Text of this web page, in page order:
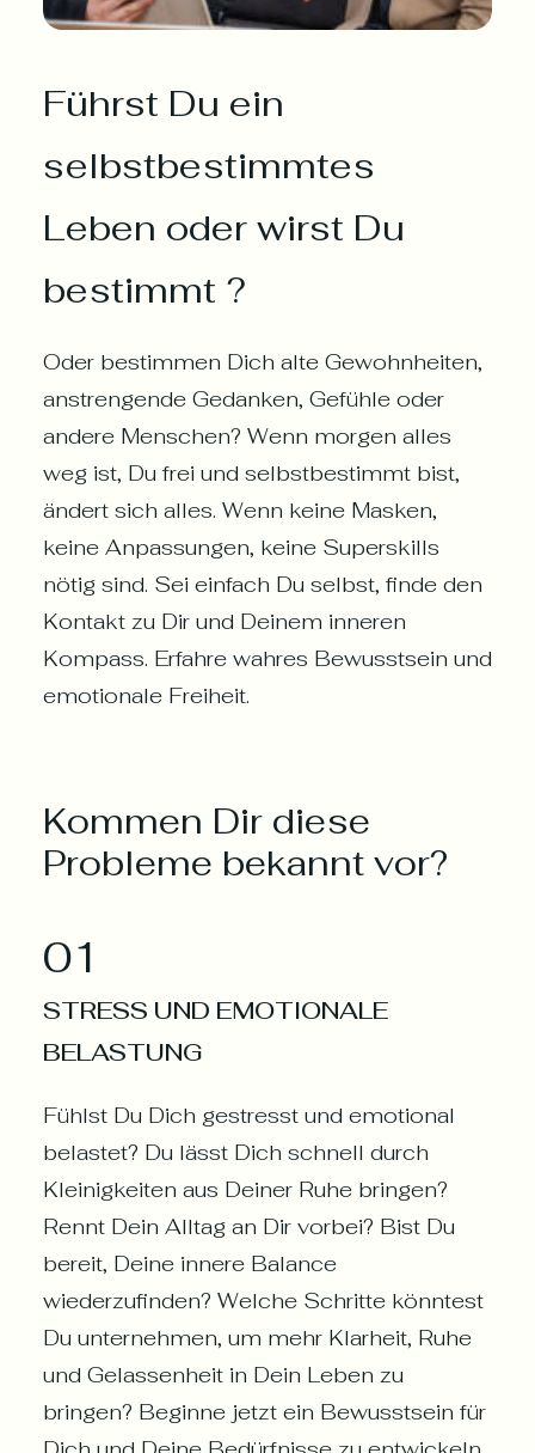
Führst Du ein
selbstbestimmtes
Leben oder wirst Du
bestimmt ?
Oder bestimmen Dich alte Gewohnheiten,
anstrengende Gedanken, Gefühle oder
andere Menschen? Wenn morgen alles
weg ist, Du frei und selbstbestimmt bist,
ändert sich alles. Wenn keine Masken,
keine Anpassungen, keine Superskills
nötig sind. Sei einfach Du selbst, finde den
Kontakt zu Dir und Deinem inneren
Kompass. Erfahre wahres Bewusstsein und
emotionale Freiheit.
Kommen Dir diese
Probleme bekannt vor?
01
STRESS UND EMOTIONALE
BELASTUNG
Fühlst Du Dich gestresst und emotional
belastet? Du lässt Dich schnell durch
Kleinigkeiten aus Deiner Ruhe bringen?
Rennt Dein Alltag an Dir vorbei? Bist Du
bereit, Deine innere Balance
wiederzufinden? Welche Schritte könntest
Du unternehmen, um mehr Klarheit, Ruhe
und Gelassenheit in Dein Leben zu
bringen? Beginne jetzt ein Bewusstsein für